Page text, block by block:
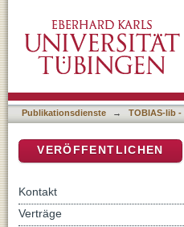
Wolkenstein
Publikationsdienste → TOBIAS-lib
VERÖFFENTLICHEN
Kontakt
Verträge